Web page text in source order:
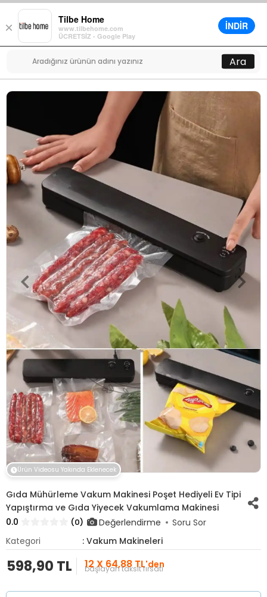
×
Tilbe Home
www.tilbehome.com
ÜCRETSİZ - Google Play
İNDİR
Menü
0
Ara
Ürün Videosu Yakında Eklenecek
Gıda Mühürleme Vakum Makinesi Poşet Hediyeli Ev Tipi
Yapıştırma ve Gıda Yiyecek Vakumlama Makinesi
0.0
(0) Değerlendirme
Soru Sor
Kategori
: Vakum Makineleri
598,90 TL 12 X 64,88 TL'den
başlayan taksit fırsatı